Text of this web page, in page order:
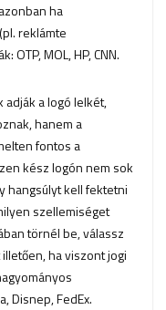
ha
reklámte
MOL, HP, CNN.
adják a logó lelkét,
hanem a
fontos a
kész logón nem sok
hangsúlyt kell fektetni
szellemiséget
törnél be, válassz
ha viszont jogi
Disnep, FedEx.